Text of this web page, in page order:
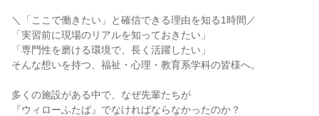
＼「ここで働きたい」と確信できる理由を知る1時間／
「実習前に現場のリアルを知っておきたい」
「専門性を磨ける環境で、長く活躍したい」
そんな想いを持つ、福祉・心理・教育系学科の皆様へ。
多くの施設がある中で、なぜ先輩たちが
『ウィローふたば』でなければならなかったのか？